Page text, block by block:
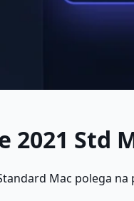
2021 Std
Mac polega